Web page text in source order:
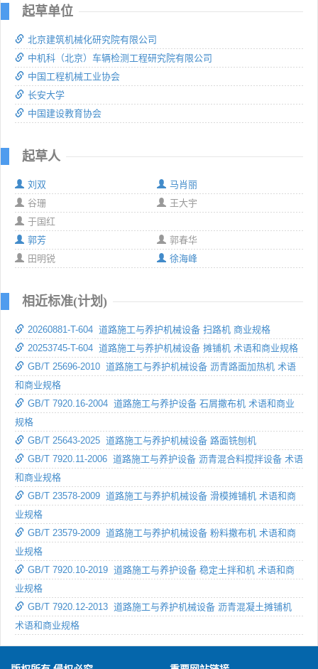
起草单位
北京建筑机械化研究院有限公司
中机科（北京）车辆检测工程研究院有限公司
中国工程机械工业协会
长安大学
中国建设教育协会
起草人
刘双
马肖丽
谷珊
王大宇
于国红
郭芳
郭春华
田明锐
徐海峰
相近标准(计划)
20260881-T-604 道路施工与养护机械设备 扫路机 商业规格
20253745-T-604 道路施工与养护机械设备 摊铺机 术语和商业规格
GB/T 25696-2010 道路施工与养护机械设备 沥青路面加热机 术语
和商业规格
GB/T 7920.16-2004 道路施工与养护设备 石屑撒布机 术语和商业
规格
GB/T 25643-2025 道路施工与养护机械设备 路面铣刨机
GB/T 7920.11-2006 道路施工与养护设备 沥青混合料搅拌设备 术语
和商业规格
GB/T 23578-2009 道路施工与养护机械设备 滑模摊铺机 术语和商
业规格
GB/T 23579-2009 道路施工与养护机械设备 粉料撒布机 术语和商
业规格
GB/T 7920.10-2019 道路施工与养护设备 稳定土拌和机 术语和商
业规格
GB/T 7920.12-2013 道路施工与养护机械设备 沥青混凝土摊铺机
术语和商业规格